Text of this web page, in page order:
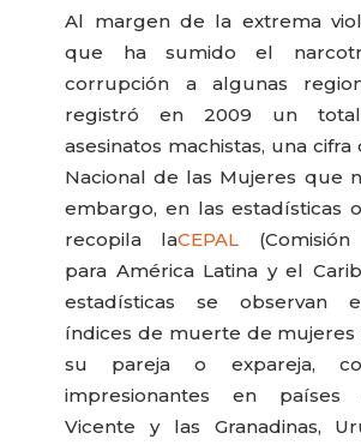
Al margen de la extrema
que ha sumido el
corrupción a algunas
registró en 2009 un
asesinatos machistas, una
Nacional de las Mujeres que
embargo, en las estadísticas
recopila laCEPAL (Comisión
para América Latina y el
estadísticas se observan
índices de muerte de mujeres
su pareja o expareja,
impresionantes en países
Vicente y las Granadinas,